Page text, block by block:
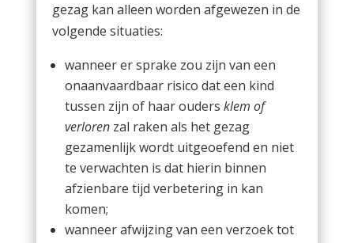
gezag kan alleen worden afgewezen in de
volgende situaties:
wanneer er sprake zou zijn van een
onaanvaardbaar risico dat een kind
tussen zijn of haar ouders klem of
verlorenzal raken als het gezag
gezamenlijk wordt uitgeoefend en niet
te verwachten is dat hierin binnen
afzienbare tijd verbetering in kan
komen;
wanneer afwijzing van een verzoek tot